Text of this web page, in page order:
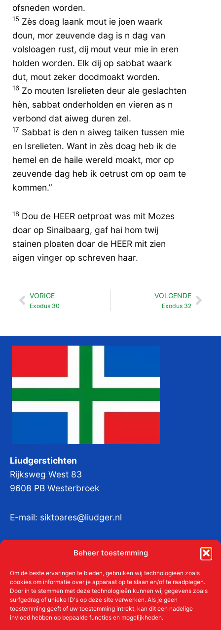
Beheer toestemming
Om de beste ervaringen te bieden, gebruiken wij technologieën zoals
cookies om informatie over je apparaat op te slaan en/of te raadplegen.
Door in te stemmen met deze technologieën kunnen wij gegevens zoals
surfgedrag of unieke ID's op deze site verwerken. Als je geen
toestemming geeft of uw toestemming intrekt, kan dit een nadelige
invloed hebben op bepaalde functies en mogelijkheden.
ofsneden worden.
15 Zès doag laank mout ie joen waark
doun, mor zeuvende dag is n dag van
volsloagen rust, dij mout veur mie in eren
holden worden. Elk dij op sabbat waark
dut, mout zeker doodmoakt worden.
16 Zo mouten Isrelieten deur ale geslachten
hèn, sabbat onderholden en vieren as n
verbond dat aiweg duren zel.
17 Sabbat is den n aiweg taiken tussen mie
en Isrelieten. Want in zès doag heb ik de
hemel en de haile wereld moakt, mor op
zeuvende dag heb ik oetrust om op oam te
kommen.”
18 Dou de HEER oetproat was mit Mozes
doar op Sinaibaarg, gaf hai hom twij
stainen ploaten doar de HEER mit zien
aigen vinger op schreven haar.
Vorige
VORIGE
Exodus 30
VOLGENDE
Exodus 32
Liudgerstichten
Rijksweg West 83
9608 PB Westerbroek
E-mail: siktoares@liudger.nl
KvKnr:41011712
Meer over de Liudgerstichten